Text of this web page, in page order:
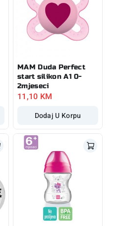
MAM Duda Perfect
start silikon A1 0-
2mjeseci
11,10 KM
Dodaj U Korpu